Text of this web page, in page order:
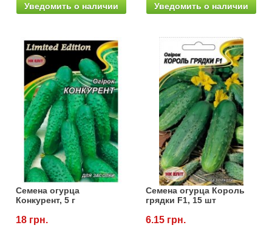
Уведомить о наличии Уведомить о наличии
Семена огурца
Конкурент, 5 г
18 грн.
Семена огурца Король
грядки F1, 15 шт
6.15 грн.